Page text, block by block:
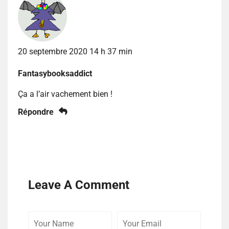
20 septembre 2020 14 h 37 min
Fantasybooksaddict
Ça a l’air vachement bien !
Répondre
Leave A Comment